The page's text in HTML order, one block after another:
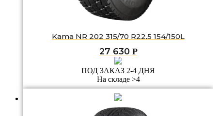
Kama NR 202 315/70 R22.5 154/150L
27 630 Р
ПОД ЗАКАЗ 2-4 ДНЯ
На складе >4